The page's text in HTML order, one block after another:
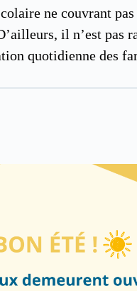
ne couvrant
il n’est pas
quotidienne des